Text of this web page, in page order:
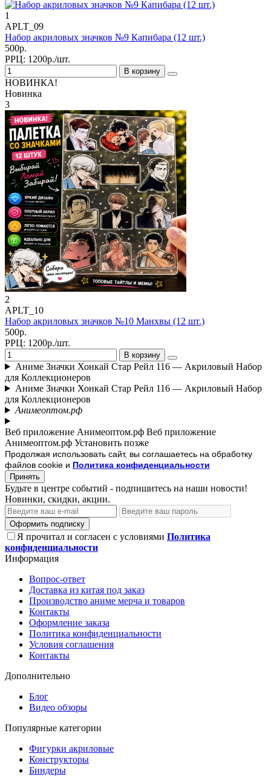
1
APLT_09
Набор акриловых значков №9 Капибара (12 шт.)
500р.
РРЦ: 1200р./шт.
В корзину
НОВИНКА!
Новинка
3
2
APLT_10
Набор акриловых значков №10 Манхвы (12 шт.)
500р.
РРЦ: 1200р./шт.
В корзину
Аниме Значки Хонкай Стар Рейл 116 — Акриловый Набор
для Коллекционеров
Аниме Значки Хонкай Стар Рейл 116 — Акриловый Набор
для Коллекционеров
Анимеоптом.рф
Веб приложение Анимеоптом.рф Веб приложение
Анимеоптом.рф Установить позже
Продолжая использовать сайт, вы соглашаетесь на обработку
файлов cookie и Политика конфиденциальности
Принять
Будьте в центре событий - подпишитесь на наши новости!
Новинки, скидки, акции.
Оформить подписку
Я прочитал и согласен с условиями Политика
конфиденциальности
Информация
Вопрос-ответ
Доставка из китая под заказ
Производство аниме мерча и товаров
Контакты
Оформление заказа
Политика конфиденциальности
Условия соглашения
Контакты
Дополнительно
Блог
Видео обзоры
Популярные категории
Фигурки акриловые
Конструкторы
Биндеры